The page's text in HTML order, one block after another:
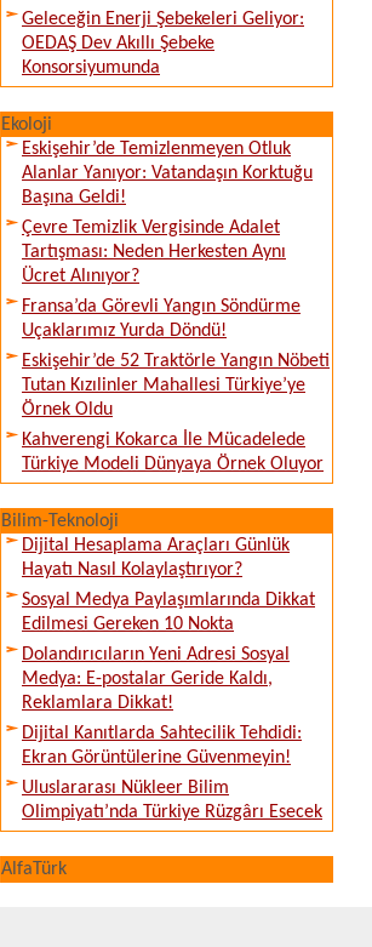
Geleceğin Enerji Şebekeleri Geliyor:
OEDAŞ Dev Akıllı Şebeke
Konsorsiyumunda
Ekoloji
Eskişehir’de Temizlenmeyen Otluk
Alanlar Yanıyor: Vatandaşın Korktuğu
Başına Geldi!
Çevre Temizlik Vergisinde Adalet
Tartışması: Neden Herkesten Aynı
Ücret Alınıyor?
Fransa’da Görevli Yangın Söndürme
Uçaklarımız Yurda Döndü!
Eskişehir’de 52 Traktörle Yangın Nöbeti
Tutan Kızılinler Mahallesi Türkiye’ye
Örnek Oldu
Kahverengi Kokarca İle Mücadelede
Türkiye Modeli Dünyaya Örnek Oluyor
Bilim-Teknoloji
Dijital Hesaplama Araçları Günlük
Hayatı Nasıl Kolaylaştırıyor?
Sosyal Medya Paylaşımlarında Dikkat
Edilmesi Gereken 10 Nokta
Dolandırıcıların Yeni Adresi Sosyal
Medya: E-postalar Geride Kaldı,
Reklamlara Dikkat!
Dijital Kanıtlarda Sahtecilik Tehdidi:
Ekran Görüntülerine Güvenmeyin!
Uluslararası Nükleer Bilim
Olimpiyatı’nda Türkiye Rüzgârı Esecek
AlfaTürk